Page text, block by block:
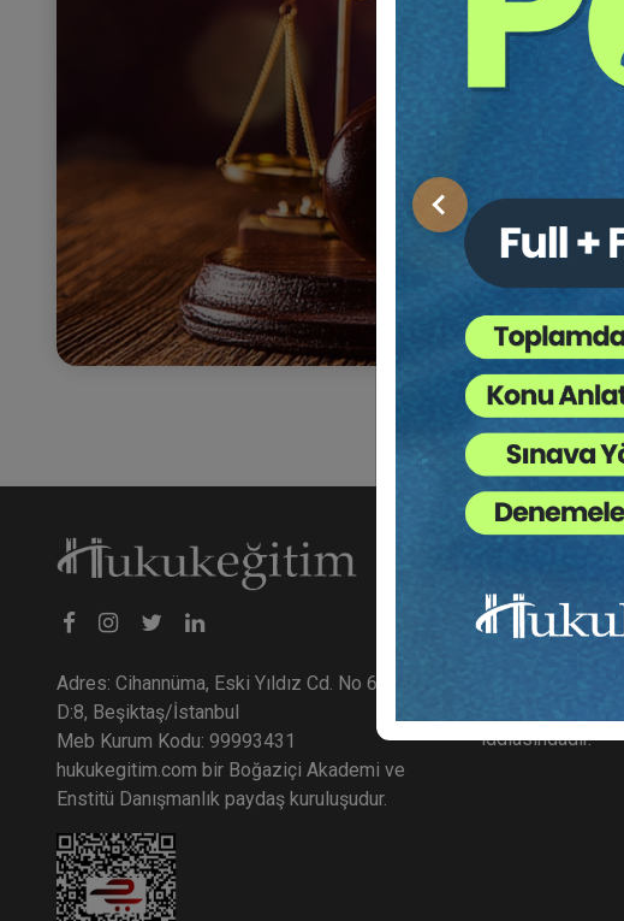
Önceki
Adres: Cihannüma, Eski Yıldız Cd. No 6
D:8, Beşiktaş/İstanbul
Meb Kurum Kodu: 99993431
hukukegitim.com bir Boğaziçi Akademi ve
Enstitü Danışmanlık paydaş kuruluşudur.
kurulmuş bir
camiasının yeni
Hukuk Eğitim,
iddiasındadır.